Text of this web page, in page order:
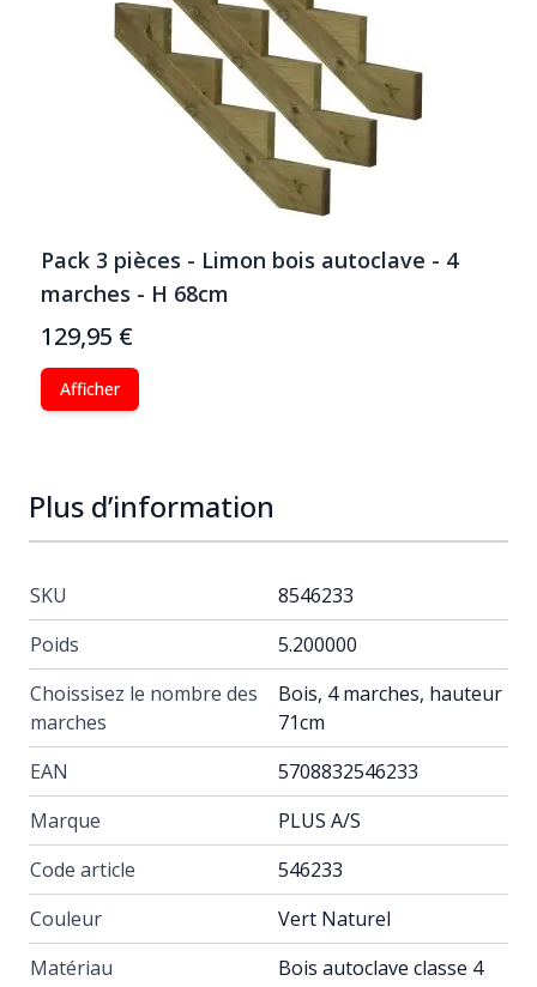
Pack 3 pièces - Limon bois autoclave - 4
marches - H 68cm
129,95 €
Afficher
Plus d’information
SKU
8546233
Poids
5.200000
Choissisez le nombre des
marches
Bois, 4 marches, hauteur
71cm
EAN
5708832546233
Marque
PLUS A/S
Code article
546233
Couleur
Vert Naturel
Matériau
Bois autoclave classe 4